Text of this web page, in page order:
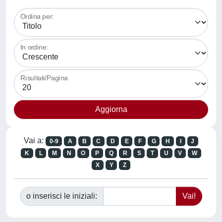
Ordina per:
In ordine:
Risultati/Pagina
Vai a: 0-9 A B C D E F G H
J
K
L M N O P Q R S T U V
W
X
Y Z
o inserisci le iniziali: